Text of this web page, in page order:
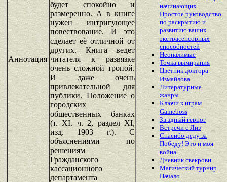
Аннотация
будет спокойно и
размеренно. А в книге
нужен интригующее
повествование. И это
сделает её отличной от
других. Книга ведет
читателя к развязке
очень сложной тропой.
И даже очень
привлекательной для
публики. Положение о
городских
общественных банках
(т. XI. ч. 2, раздел XI,
изд. 1903 г.). С
объяснениями по
решениям
Гражданского
кассационного
департамента
начинающих.
Простое руководство
по раскрытию и
развитию ваших
экстрасенсорных
способностей
Неопалимые
Точка вымирания
Цветник доктора
Измайлова
Литературные
жанры
Ключи к играм
Gameboss
Зв здный герцог
Встречи с Лиз
Спасибо деду за
Победу! Это и моя
война
Дневник свекрови
Магический турнир.
Начало